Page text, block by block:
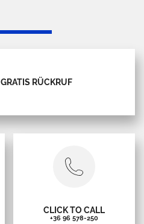
GRATIS RÜCKRUF
CLICK TO CALL
+36 96 578-250